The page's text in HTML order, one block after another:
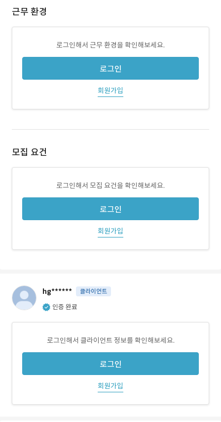
근무 환경
로그인해서 근무 환경을 확인해보세요.
로그인
회원가입
모집 요건
로그인해서 모집 요건을 확인해보세요.
로그인
회원가입
hg****** 클라이언트
인증 완료
로그인해서 클라이언트 정보를 확인해보세요.
로그인
회원가입